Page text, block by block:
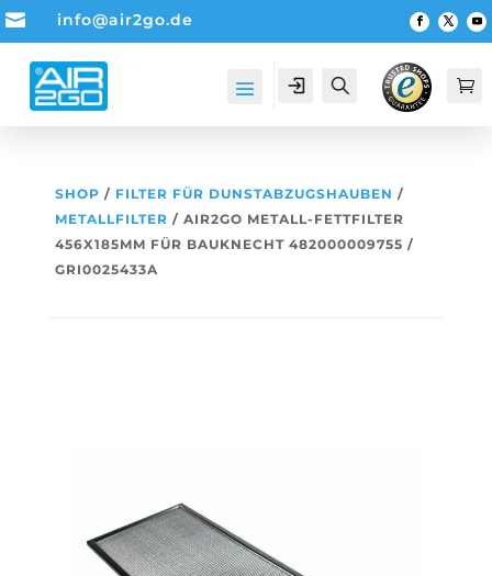
 info@air2go.de
Account Suche 
SHOP / FILTER FÜR DUNSTABZUGSHAUBEN /
METALLFILTER / AIR2GO METALL-FETTFILTER
456X185MM FÜR BAUKNECHT 482000009755 /
GRI0025433A